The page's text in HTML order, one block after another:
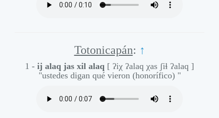
Totonicapán: ↑
1 - ij alaq jas xil alaq [ ʔiχ ʔalaq χas ʃiɬ ʔalaq ]
"ustedes digan qué vieron (honorífico) "